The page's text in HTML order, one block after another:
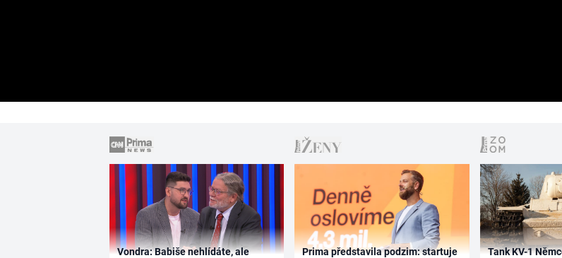
Vondra: Babiše nehlídáte, ale
Prima představila podzim: startuje
Tank KV-1